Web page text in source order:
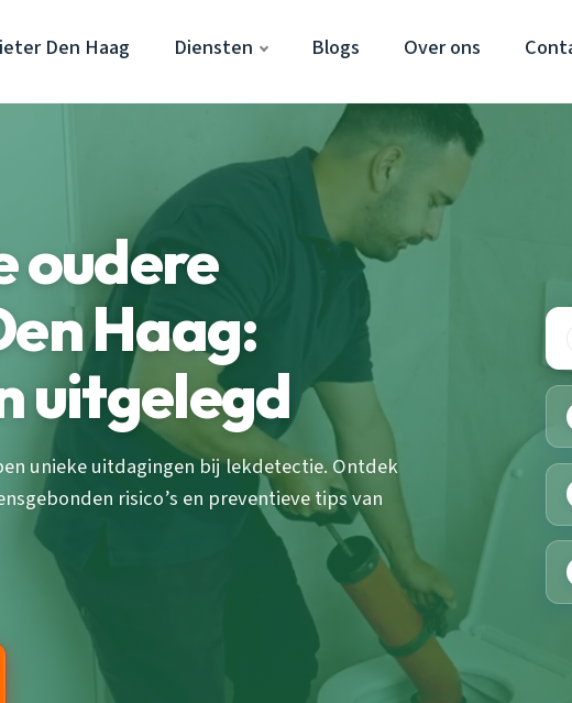
Den Haag Diensten Blogs Over ons
oudere
Haag:
uitgelegd
unieke uitdagingen bij lekdetectie. Ontdek
risico’s en preventieve tips van